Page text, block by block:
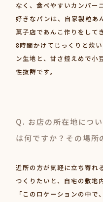
なく、食べやすいカンパー
好きなパンは、自家製粒あ
菓子店であんこ作りをして
8時間かけてじっくりと炊
ン生地と、甘さ控えめで小
性抜群です。
Q. お店の所在地につ
は何ですか？その場所
近所の方が気軽に立ち寄れ
つくりたいと、自宅の敷地
「このロケーションの中